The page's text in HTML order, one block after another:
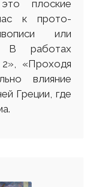
плоские
к прото-
или
В работах
2», «Проходя
влияние
Греции, где